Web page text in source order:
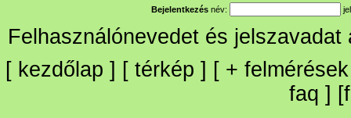
Bejelentkezés név:
Felhasználónevedet és
[ kezdőlap ] [ térkép ] [ + felmérések
faq ] [